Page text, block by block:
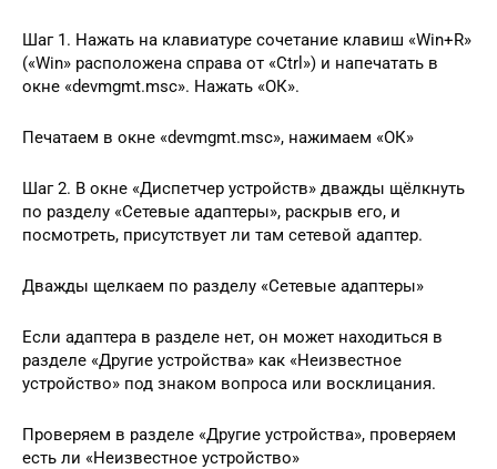
Шаг 1. Нажать на клавиатуре сочетание клавиш «Win+R»
(«Win» расположена справа от «Ctrl») и напечатать в
окне «devmgmt.msc». Нажать «ОК».
Печатаем в окне «devmgmt.msc», нажимаем «ОК»
Шаг 2. В окне «Диспетчер устройств» дважды щёлкнуть
по разделу «Сетевые адаптеры», раскрыв его, и
посмотреть, присутствует ли там сетевой адаптер.
Дважды щелкаем по разделу «Сетевые адаптеры»
Если адаптера в разделе нет, он может находиться в
разделе «Другие устройства» как «Неизвестное
устройство» под знаком вопроса или восклицания.
Проверяем в разделе «Другие устройства», проверяем
есть ли «Неизвестное устройство»